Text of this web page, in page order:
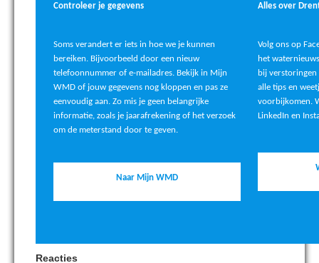
Controleer je gegevens
Soms verandert er iets in hoe we je kunnen
bereiken. Bijvoorbeeld door een nieuw
telefoonnummer of e-mailadres. Bekijk in Mijn
WMD of jouw gegevens nog kloppen en pas ze
eenvoudig aan. Zo mis je geen belangrijke
informatie, zoals je jaarafrekening of het verzoek
om de meterstand door te geven.
Naar Mijn WMD
Alles over
Volg ons op
het
bij verstoringen
alle tips en
voorbijkomen.
LinkedIn en
Reacties